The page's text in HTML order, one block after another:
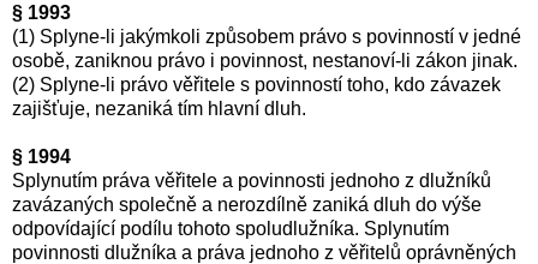
§ 1993
(1) Splyne-li jakýmkoli způsobem právo s povinností v jedné
osobě, zaniknou právo i povinnost, nestanoví-li zákon jinak.
(2) Splyne-li právo věřitele s povinností toho, kdo závazek
zajišťuje, nezaniká tím hlavní dluh.
§ 1994
Splynutím práva věřitele a povinnosti jednoho z dlužníků
zavázaných společně a nerozdílně zaniká dluh do výše
odpovídající podílu tohoto spoludlužníka. Splynutím
povinnosti dlužníka a práva jednoho z věřitelů oprávněných